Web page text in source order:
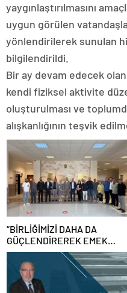
yaygınlaştırılmasını
uygun görülen
yönlendirilerek sunulan
bilgilendirildi.
Bir ay devam edecek
kendi fiziksel aktivite
oluşturulması ve
alışkanlığının teşvik
“BİRLİĞİMİZİ DAHA DA
GÜÇLENDİREREK EMEK
MÜCADELEMİZİ
SÜRDÜRECEĞİZ”